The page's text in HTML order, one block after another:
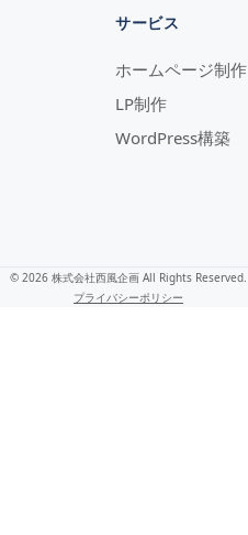
サービス
ホームページ制作
LP制作
WordPress構築
© 2026 株式会社西風企画 All Rights Reserved.
プライバシーポリシー